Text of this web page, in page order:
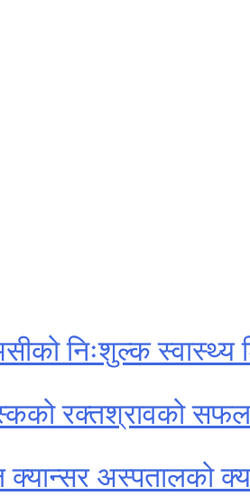
निःशुल्क स्वास्थ्य
रक्तश्रावको
क्यान्सर अस्पतालको